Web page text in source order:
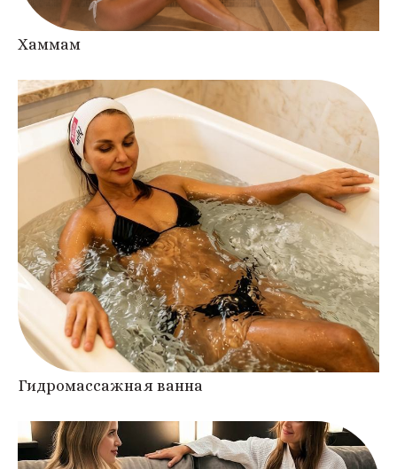
Хаммам
Гидромассажная ванна